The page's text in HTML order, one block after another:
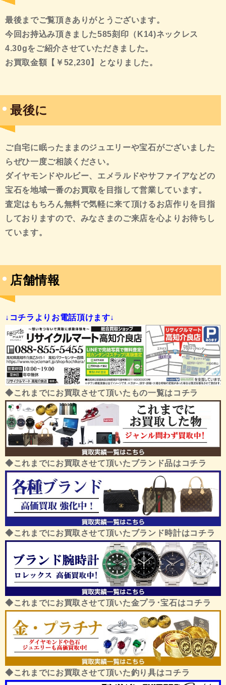
最後までご覧頂きありがとうございます。
今回お持込み頂きました585刻印（K14)ネックレス
4.30gをご紹介させていただきました。
お買取金額【￥52,230】となりました。
最後に
ご自宅に眠ったままのジュエリーや宝石がございました
らぜひ一度ご相談ください。
ダイヤモンドやルビー、エメラルドやサファイアなどの
宝石を地域一番のお買取を目指して営業しています。
査定はもちろん無料で気軽に来て頂けるお店作りを目指
しておりますので、みなさまのご来店を心よりお待ちし
ています。
店舗情報
↓コチラよりお電話頂けます↓
◆これまでにお買取させて頂いたもの一覧はコチラ
◆これまでにお買取させて頂いたブランド品はコチラ
◆これまでにお買取させて頂いたブランド時計はコチラ
◆これまでにお買取させて頂いた金プラ･宝石はコチラ
◆これまでにお買取させて頂いた釣り具はコチラ